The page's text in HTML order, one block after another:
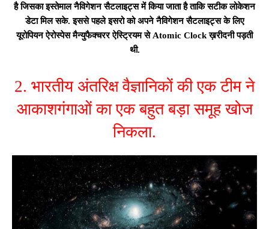
है जिसका इस्तेमाल नैविगेशन सैटलाइट्स में किया जाता है ताकि सटीक लोकेशन
डेटा मिल सके. इससे पहले इसरो को अपने नैविगेशन सैटलाइट्स के लिए
यूरोपियन ऐरोस्पेस मैन्युफैक्चरर ऐस्ट्रियम से Atomic Clock ख़रीदनी पड़ती
थी.
2. भारतीय अंतरिक्ष वैज्ञानिकों की एक टीम ने
आकाशगंगाओं का एक बहुत बड़ा समूह खोज
निकला.